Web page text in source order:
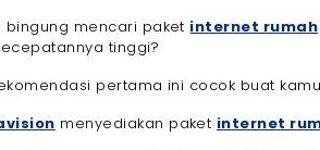
bingung mencari paket internet rumah
tinggi?
pertama ini cocok buat
menyediakan paket internet